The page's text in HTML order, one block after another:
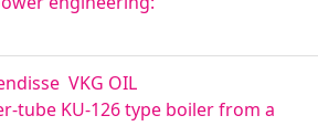
VKG OIL
tube KU-126 type boiler from a